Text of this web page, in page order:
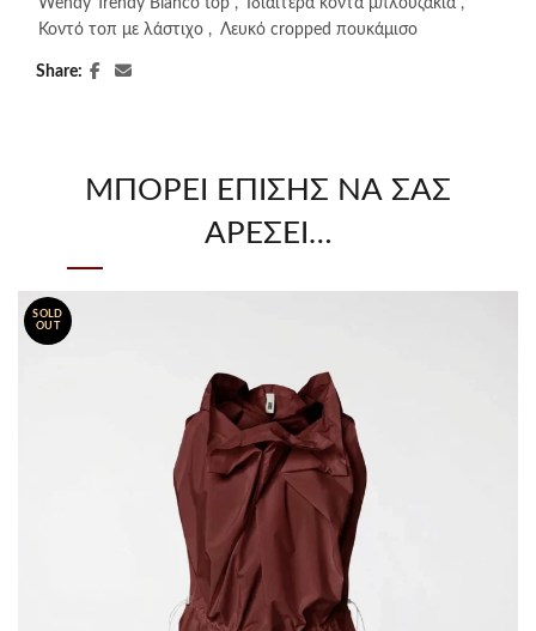
Wendy Trendy Bianco top , Ιδιαίτερα κοντά μπλουζάκια ,
Κοντό τοπ με λάστιχο , Λευκό cropped πουκάμισο
Share
ΜΠΟΡΕΊ ΕΠΊΣΗΣ ΝΑ ΣΑΣ
ΑΡΈΣΕΙ…
SOLD
OUT